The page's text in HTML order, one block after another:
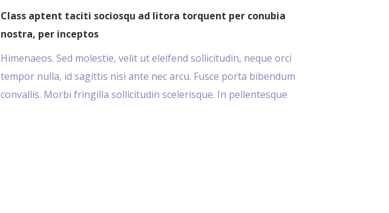
Class aptent taciti sociosqu ad litora torquent per conubia
nostra, per inceptos
Himenaeos. Sed molestie, velit ut eleifend sollicitudin, neque orci
tempor nulla, id sagittis nisi ante nec arcu. Fusce porta bibendum
convallis. Morbi fringilla sollicitudin scelerisque. In pellentesque